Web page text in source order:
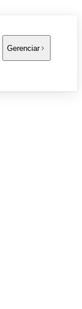
Gerenciar